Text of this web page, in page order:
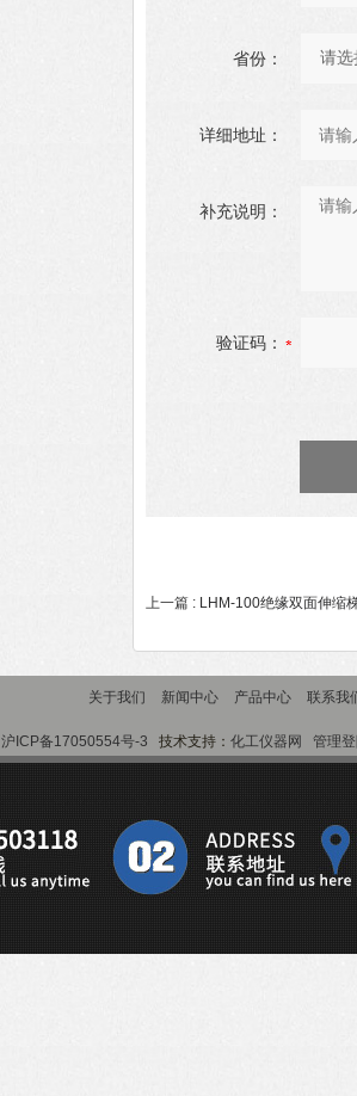
省份：
详细地址：
补充说明：
验证码：
上一篇 : LHM-100绝缘双面​伸缩
关于我们 新闻中心 产品中心 联系我
沪ICP备17050554号-3 技术支持： 化工仪器网 管理